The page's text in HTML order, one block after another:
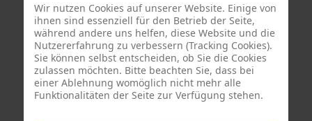
Eric Schaftlein.
aus den Niederlanden:
Dorrety Brookhuis,Natalia Dik,Elise
EekhoutundHenny Schaapman
aus Deutschland:
Salomé Herbst,Andrea Jungnitsch,
Wir nutzen Cookies auf unserer Website. Einige von
ihnen sind essenziell für den Betrieb der Seite,
während andere uns helfen, diese Website und die
Nutzererfahrung zu verbessern (Tracking Cookies).
Sie können selbst entscheiden, ob Sie die Cookies
zulassen möchten. Bitte beachten Sie, dass bei
einer Ablehnung womöglich nicht mehr alle
Funktionalitäten der Seite zur Verfügung stehen.